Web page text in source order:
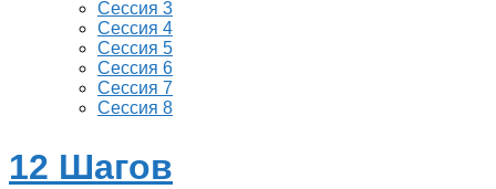
Сессия 3
Сессия 4
Сессия 5
Сессия 6
Сессия 7
Сессия 8
12 Шагов